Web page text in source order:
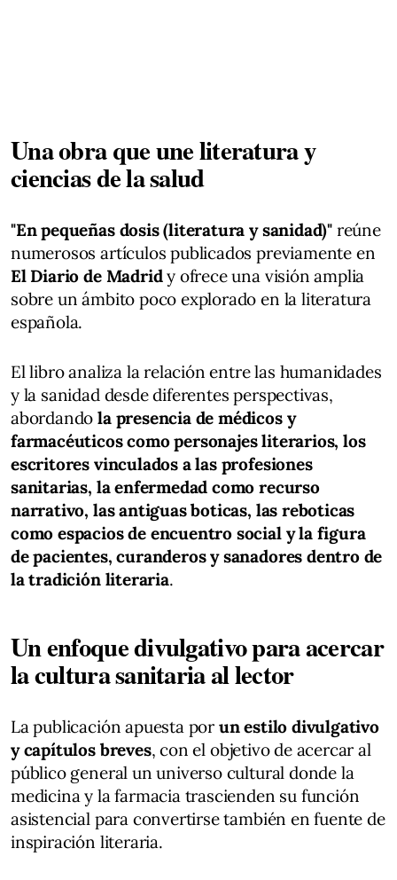
Una obra que une literatura y
ciencias de la salud
"En pequeñas dosis (literatura y sanidad)" reúne
numerosos artículos publicados previamente en
El Diario de Madridy ofrece una visión amplia
sobre un ámbito poco explorado en la literatura
española.
El libro analiza la relación entre las humanidades
y la sanidad desde diferentes perspectivas,
abordandola presencia de médicos y
farmacéuticos como personajes literarios, los
escritores vinculados a las profesiones
sanitarias, la enfermedad como recurso
narrativo, las antiguas boticas, las reboticas
como espacios de encuentro social y la figura
de pacientes, curanderos y sanadores dentro de
la tradición literaria.
Un enfoque divulgativo para acercar
la cultura sanitaria al lector
La publicación apuesta por un estilo divulgativo
y capítulos breves, con el objetivo de acercar al
público general un universo cultural donde la
medicina y la farmacia trascienden su función
asistencial para convertirse también en fuente de
inspiración literaria.